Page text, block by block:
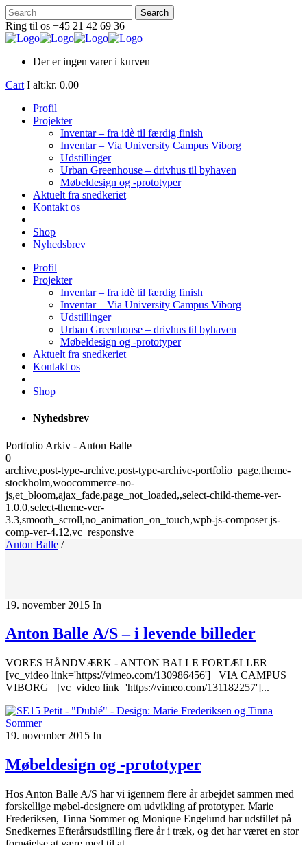
Ring til os +45 21 42 69 36
Der er ingen varer i kurven
Cart I alt:kr. 0.00
Profil
Projekter
Inventar – fra idè til færdig finish
Inventar – Via University Campus Viborg
Udstillinger
Urban Greenhouse – drivhus til byhaven
Møbeldesign og -prototyper
Aktuelt fra snedkeriet
Kontakt os
Shop
Nyhedsbrev
Profil
Projekter
Inventar – fra idè til færdig finish
Inventar – Via University Campus Viborg
Udstillinger
Urban Greenhouse – drivhus til byhaven
Møbeldesign og -prototyper
Aktuelt fra snedkeriet
Kontakt os
Shop
Nyhedsbrev
Portfolio Arkiv - Anton Balle
0
archive,post-type-archive,post-type-archive-portfolio_page,theme-
stockholm,woocommerce-no-
js,et_bloom,ajax_fade,page_not_loaded,,select-child-theme-ver-
1.0.0,select-theme-ver-
3.3,smooth_scroll,no_animation_on_touch,wpb-js-composer js-
comp-ver-4.12,vc_responsive
Anton Balle /
19. november 2015 In
Anton Balle A/S – i levende billeder
VORES HÅNDVÆRK - ANTON BALLE FORTÆLLER
[vc_video link='https://vimeo.com/130986456'] VIA CAMPUS
VIBORG [vc_video link='https://vimeo.com/131182257']...
19. november 2015 In
Møbeldesign og -prototyper
Hos Anton Balle A/S har vi igennem flere år arbejdet sammen med
forskellige møbel-designere om udvikling af prototyper. Marie
Frederiksen, Tinna Sommer og Monique Engelund har udstillet på
Snedkernes Efterårsudstilling flere år i træk, og det har været en stor